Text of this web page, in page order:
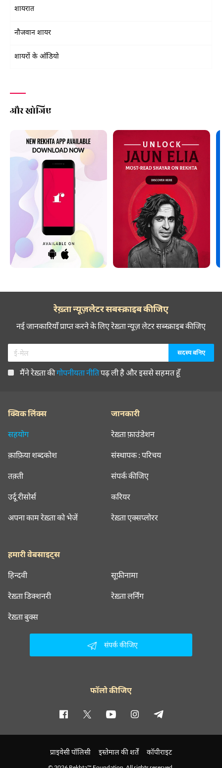
शायरात
नौजवान शायर
शायरों के ऑडियो
और खोजिए
रेख़्ता न्यूज़लेटर सबस्क्राइब कीजिए
नई जानकारियाँ प्राप्त करने के लिए रेख़्ता न्यूज़ लेटर सब्स्क्राइब कीजिए
मैंने रेख़्ता कीगोपनीयता नीतिपढ़ ली है और इससे सहमत हूँ
क्विक लिंक्स
सहयोग
क़ाफ़िया शब्दकोश
तक़्ती
उर्दू रीसोर्स
अपना काम रेख़्ता को भेजें
जानकारी
रेख़्ता फ़ाउंडेशन
संस्थापक : परिचय
संपर्क कीजिए
करियर
रेख़्ता एक्सप्लोरर
हमारी वेबसाइट्स
हिन्दवी सूफ़ीनामा
रेख़्ता डिक्शनरी रेख़्ता लर्निंग
रेख़्ता बुक्स
संपर्क कीजिए
फॉलो कीजिए
प्राइवेसी पॉलिसी इस्तेमाल की शर्तें कॉपीराइट